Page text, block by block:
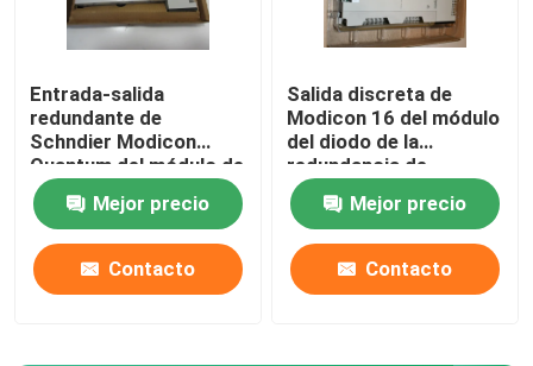
Entrada-salida
redundante de
Schndier Modicon
Quantum del módulo de
fuente de alimentación
140DRC83000
Mejor precio
Contacto
Salida discreta de
Modicon 16 del módulo
del diodo de la
redundancia de
140DRA84000
SchneiderMejor precio
Contacto